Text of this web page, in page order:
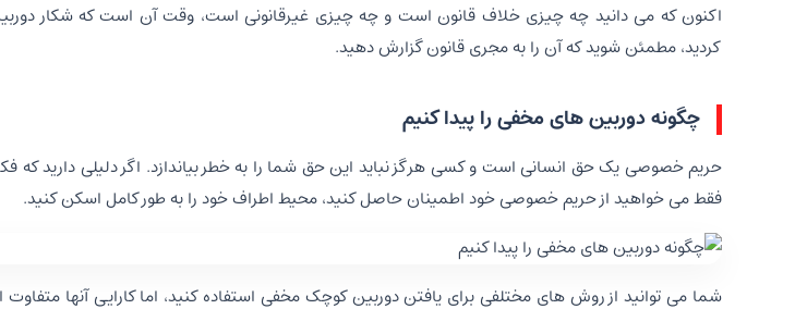
اکنون که می دانید چه چیزی خلاف قانون است و چه چیزی غیرقانونی است، وقت آن است که شکار
کردید، مطمئن شوید که آن را به مجری قانون گزارش دهید.
چگونه دوربین های مخفی را پیدا کنیم
حریم خصوصی یک حق انسانی است و کسی هرگز نباید این حق شما را به خطر بیاندازد. اگر دلیلی دارید که
فقط می خواهید از حریم خصوصی خود اطمینان حاصل کنید، محیط اطراف خود را به طور کامل اسکن کنید.
شما می توانید از روش های مختلفی برای یافتن دوربین کوچک مخفی استفاده کنید، اما کارایی آنها